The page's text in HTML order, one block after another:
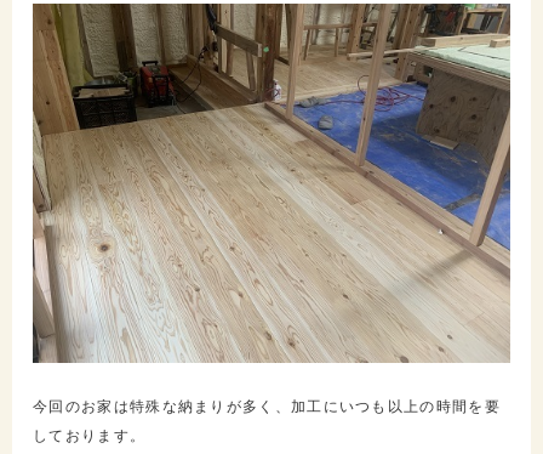
今回のお家は特殊な納まりが多く、加工にいつも以上の時間を要
しております。